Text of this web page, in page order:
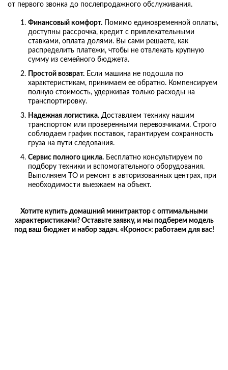
от первого звонка до послепродажного обслуживания.
Финансовый комфорт. Помимо единовременной оплаты,
доступны рассрочка, кредит с привлекательными
ставками, оплата долями. Вы сами решаете, как
распределить платежи, чтобы не отвлекать крупную
сумму из семейного бюджета.
Простой возврат. Если машина не подошла по
характеристикам, принимаем ее обратно. Компенсируем
полную стоимость, удерживая только расходы на
транспортировку.
Надежная логистика. Доставляем технику нашим
транспортом или проверенными перевозчиками. Строго
соблюдаем график поставок, гарантируем сохранность
груза на пути следования.
Сервис полного цикла. Бесплатно консультируем по
подбору техники и вспомогательного оборудования.
Выполняем ТО и ремонт в авторизованных центрах, при
необходимости выезжаем на объект.
Хотите купить домашний минитрактор с оптимальными
характеристиками? Оставьте заявку, и мы подберем модель
под ваш бюджет и набор задач. «Кронос»: работаем для вас!